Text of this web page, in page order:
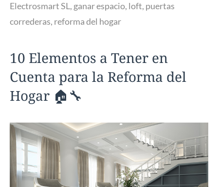
Electrosmart SL, ganar espacio, loft, puertas
correderas, reforma del hogar
10 Elementos a Tener en
Cuenta para la Reforma del
Hogar 🏠🔧